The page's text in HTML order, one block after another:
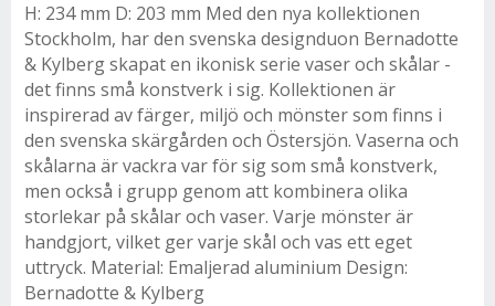
H: 234 mm D: 203 mm Med den nya kollektionen
Stockholm, har den svenska designduon Bernadotte
& Kylberg skapat en ikonisk serie vaser och skålar -
det finns små konstverk i sig. Kollektionen är
inspirerad av färger, miljö och mönster som finns i
den svenska skärgården och Östersjön. Vaserna och
skålarna är vackra var för sig som små konstverk,
men också i grupp genom att kombinera olika
storlekar på skålar och vaser. Varje mönster är
handgjort, vilket ger varje skål och vas ett eget
uttryck. Material: Emaljerad aluminium Design:
Bernadotte & Kylberg